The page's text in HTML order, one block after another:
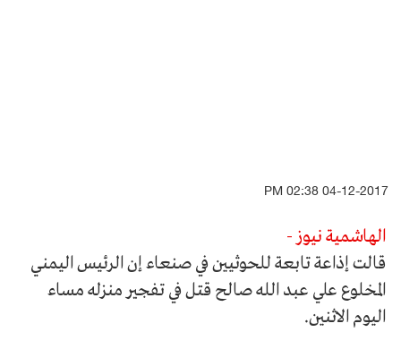
04-12-2017 02:38 PM
الهاشمية نيوز -
قالت إذاعة تابعة للحوثيين في صنعاء إن الرئيس اليمني
المخلوع علي عبد الله صالح قتل في تفجير منزله مساء
اليوم الاثنين.